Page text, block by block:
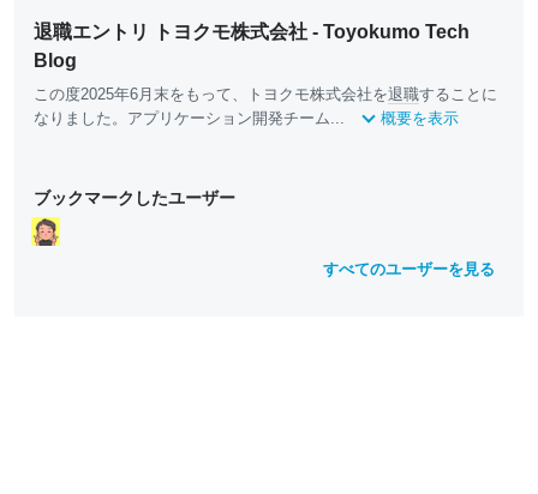
退職エントリ トヨクモ株式会社 - Toyokumo Tech
Blog
この度2025年6月末をもって、トヨクモ株式会社を退職することに
なりました。アプリケーション開発チーム...
概要を表示
ブックマークしたユーザー
すべてのユーザーを見る